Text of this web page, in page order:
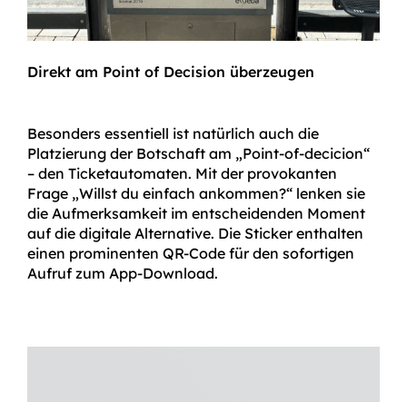
Direkt am Point of Decision überzeugen
Besonders essentiell ist natürlich auch die
Platzierung der Botschaft am „Point-of-decicion“
– den Ticket­automaten. Mit der provokanten
Frage „Willst du einfach ankommen?“ lenken sie
die Aufmerksam­keit im entscheidenden Moment
auf die digitale Alternative. Die Sticker enthalten
einen prominenten QR-Code für den sofortigen
Aufruf zum App-Download.